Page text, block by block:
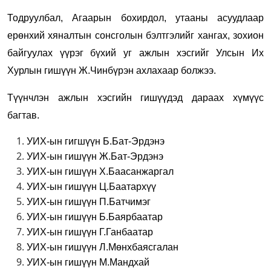
Тодруулбал, Агаарын бохирдол, утааны асуудлаар
ерөнхий хяналтын сонсголын бэлтгэлийг хангах, зохион
байгуулах үүрэг бүхий уг ажлын хэсгийг Улсын Их
Хурлын гишүүн Ж.Чинбүрэн ахлахаар болжээ.
Түүнчлэн ажлын хэсгийн гишүүдэд дараах хүмүүс
багтав.
УИХ-ын гигшүүн Б.Бат-Эрдэнэ
УИХ-ын гишүүн Ж.Бат-Эрдэнэ
УИХ-ын гишүүн Х.Баасанжаргал
УИХ-ын гишүүн Ц.Баатархүү
УИХ-ын гишүүн П.Батчимэг
УИХ-ын гишүүн Б.Баярбаатар
УИХ-ын гишүүн Г.Ганбаатар
УИХ-ын гишүүн Л.Мөнхбаясгалан
УИХ-ын гишүүн М.Мандхай